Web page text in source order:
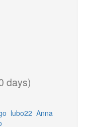
days)
lubo22 Anna